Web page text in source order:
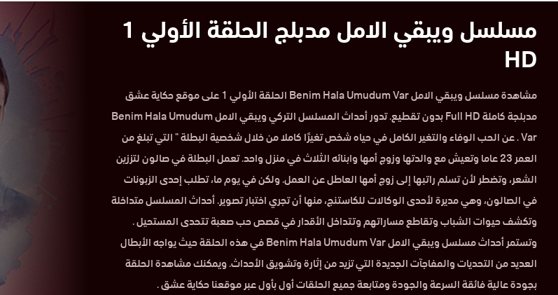
مسلسل ويبقي الامل مدبلج الحلقة الأولي 1
HD
مشاهدة مسلسل ويبقي الامل Benim Hala Umudum Var الحلقة الأولي 1 على موقع حكاية عشق
مدبلجة كاملة Full HD بدون تقطيع. تدور أحداث المسلسل التركي ويبقي الامل Benim Hala Umudum
Var . عن الحب الوفاء والتغير الكامل في حياه شخص تغيرًا كاملا من خلال شخصية البطلة " التي تبلغ من
العمر 23 عاما وتعيش مع والدتها وزوج أمها وابنائه الثلاث في منزل واحد. تعمل البطلة في صالون لتززين
الشعر، وتضطر لأن تسلم راتبها إلى زوج أمها العاطل عن العمل. ولكن في يوم ما، تطلب إحدى الزبونات
في الصالون، وهي مديرة لأحدى الوكالات للكاستنج، منها أن تجري اختبار تصوير. أحداث المسلسل متداخلة
وتكشف حيوات الشباب وتقاطع مساراتهم وتتداخل الأقدار في قصص حب صعبة تتحدى المستحيل .
وتستمر أحداث مسلسل ويبقي الامل Benim Hala Umudum Var في هذه الحلقة حيث يواجه الأبطال
العديد من التحديات والمفاجآت الجديدة التي تزيد من إثارة وتشويق الأحداث. ويمكنك مشاهدة الحلقة
بجودة عالية فائقة السرعة والجودة ومتابعة جميع الحلقات أول بأول عبر موقعنا حكاية عشق .